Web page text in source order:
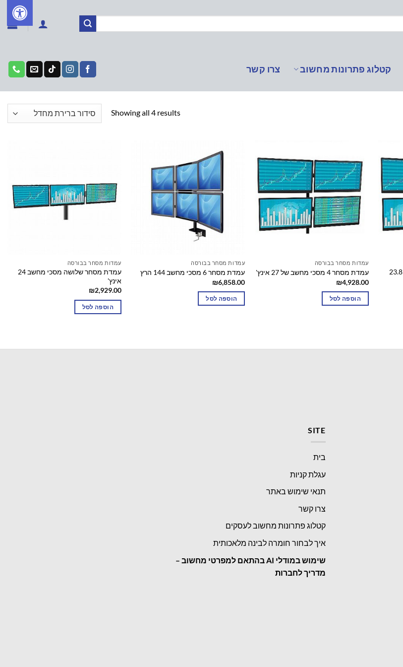
קטלוג פתרונות מחשוב צרו קשר
Showing all 4 results
עמדת מסחר 4 מסכי מחשב של 23.8
עמדות מסחר בבורסה
עמדת מסחר 4 מסכי מחשב של 27 אינץ'
₪4,928.00
הוספה לסל
עמדות מסחר בבורסה
עמדת מסחר 6 מסכי מחשב 144 הרץ
₪6,858.00
הוספה לסל
עמדות מסחר בבורסה
עמדת מסחר שלושה מסכי מחשב 24
אינץ'
₪2,929.00
הוספה לסל
SITE
בית
עגלת קניות
תנאי שימוש באתר
צרו קשר
קטלוג פתרונות מחשוב לעסקים
איך לבחור חומרה לבינה מלאכותית
שימוש במודלי
AI בהתאם למפרטי מחשוב –
מדריך לחברות